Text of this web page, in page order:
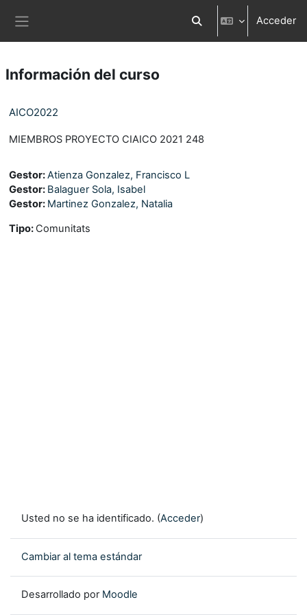
Selector de búsqueda
Acceder
Información del curso
AICO2022
MIEMBROS PROYECTO CIAICO 2021 248
Gestor:Atienza Gonzalez, Francisco L
Gestor: Balaguer Sola, Isabel
Gestor: Martinez Gonzalez, Natalia
Tipo: Comunitats
Usted no se ha identificado. (Acceder)
Cambiar al tema estándar
Desarrollado por Moodle